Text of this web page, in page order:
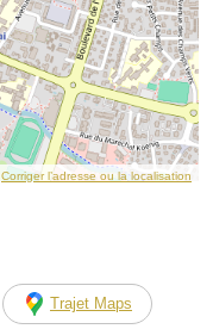
Corriger l’adresse ou la localisation
Trajet Maps